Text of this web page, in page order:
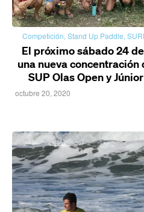
Competición, Stand Up Paddle,
El próximo sábado 24
una nueva
SUP Olas Open y
octubre 20, 2020